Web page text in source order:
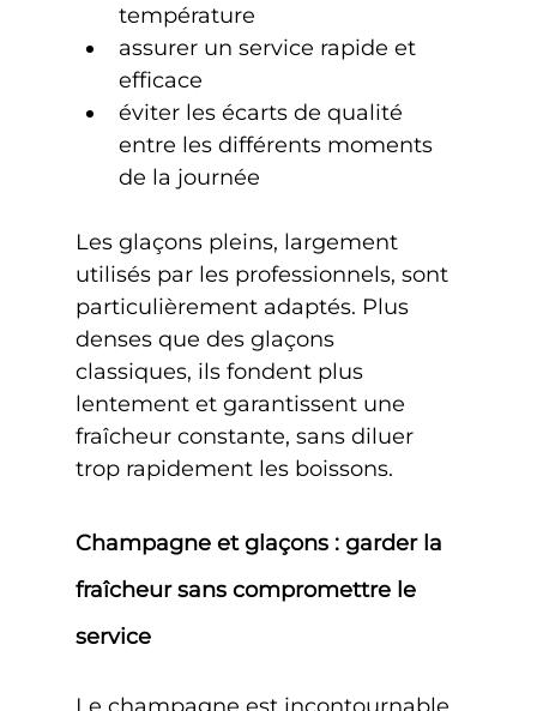
température
assurer un service rapide et
efficace
éviter les écarts de qualité
entre les différents moments
de la journée
Les glaçons pleins, largement
utilisés par les professionnels, sont
particulièrement adaptés. Plus
denses que des glaçons
classiques, ils fondent plus
lentement et garantissent une
fraîcheur constante, sans diluer
trop rapidement les boissons.
Champagne et glaçons : garder la
fraîcheur sans compromettre le
service